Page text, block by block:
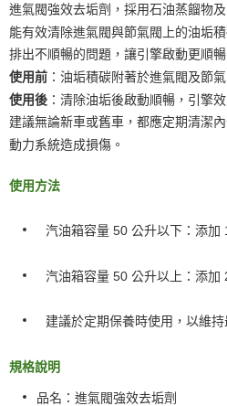
進氣閥強效去垢劑，採用石油蒸餾物
能有效清除進氣閥與節氣閥上的油垢
排出不順暢的問題，讓引擎啟動更順
使用前 ：油垢積碳附著於進氣閥及節
使用後 ：清除油垢後啟動順暢，引擎
建議無論新車或舊車，都應定期清潔
動力系統造成損傷。
使用方法
汽油箱容量 50 公升以下：添加
汽油箱容量 50 公升以上：添加
建議於定期保養時使用，以維
規格說明
品名 ：進氣閥強效去垢劑